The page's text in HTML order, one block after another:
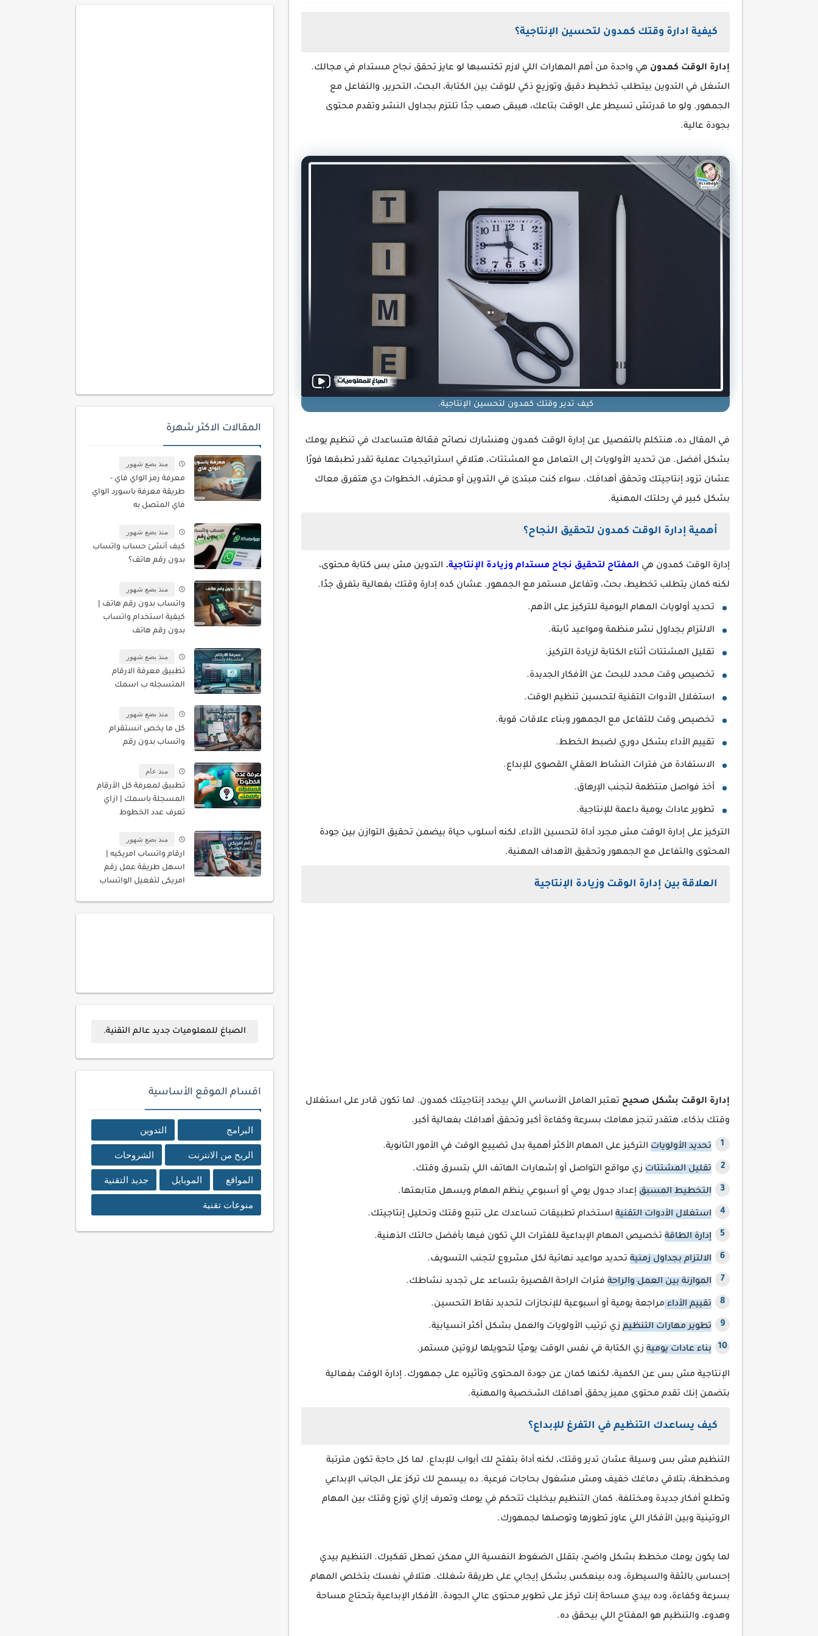
كيفية ادارة وقتك كمدون لتحسين الإنتاجية؟
إدارة الوقت كمدون هي واحدة من أهم المهارات اللي لازم تكتسبها لو عايز تحقق نجاح مستدام في مجالك.
الشغل في التدوين بيتطلب تخطيط دقيق وتوزيع ذكي للوقت بين الكتابة، البحث، التحرير، والتفاعل مع
الجمهور. ولو ما قدرتش تسيطر على الوقت بتاعك، هيبقى صعب جدًا تلتزم بجداول النشر وتقدم محتوى
بجودة عالية.
كيف تدير وقتك كمدون لتحسين الإنتاجية.
في المقال ده، هنتكلم بالتفصيل عن إدارة الوقت كمدون وهنشارك نصائح فعّالة هتساعدك في تنظيم يومك
بشكل أفضل. من تحديد الأولويات إلى التعامل مع المشتتات، هتلاقي استراتيجيات عملية تقدر تطبقها فورًا
عشان تزود إنتاجيتك وتحقق أهدافك. سواء كنت مبتدئ في التدوين أو محترف، الخطوات دي هتفرق معاك
بشكل كبير في رحلتك المهنية.
أهمية إدارة الوقت كمدون لتحقيق النجاح؟
إدارة الوقت كمدون هي المفتاح لتحقيق نجاح مستدام وزيادة الإنتاجية. التدوين مش بس كتابة محتوى،
لكنه كمان يتطلب تخطيط، بحث، وتفاعل مستمر مع الجمهور. عشان كده إدارة وقتك بفعالية بتفرق جدًا.
تحديد أولويات المهام اليومية للتركيز على الأهم.
الالتزام بجداول نشر منظمة ومواعيد ثابتة.
تقليل المشتتات أثناء الكتابة لزيادة التركيز.
تخصيص وقت محدد للبحث عن الأفكار الجديدة.
استغلال الأدوات التقنية لتحسين تنظيم الوقت.
تخصيص وقت للتفاعل مع الجمهور وبناء علاقات قوية.
تقييم الأداء بشكل دوري لضبط الخطط.
الاستفادة من فترات النشاط العقلي القصوى للإبداع.
أخذ فواصل منتظمة لتجنب الإرهاق.
تطوير عادات يومية داعمة للإنتاجية.
التركيز على إدارة الوقت مش مجرد أداة لتحسين الأداء، لكنه أسلوب حياة بيضمن تحقيق التوازن بين جودة
المحتوى والتفاعل مع الجمهور وتحقيق الأهداف المهنية.
العلاقة بين إدارة الوقت وزيادة الإنتاجية
إدارة الوقت بشكل صحيح تعتبر العامل الأساسي اللي بيحدد إنتاجيتك كمدون. لما تكون قادر على استغلال
وقتك بذكاء، هتقدر تنجز مهامك بسرعة وكفاءة أكبر وتحقق أهدافك بفعالية أكبر.
تحديد الأولويات التركيز على المهام الأكثر أهمية بدل تضييع الوقت في الأمور الثانوية.
تقليل المشتتات زي مواقع التواصل أو إشعارات الهاتف اللي بتسرق وقتك.
التخطيط المسبق إعداد جدول يومي أو أسبوعي ينظم المهام ويسهل متابعتها.
استغلال الأدوات التقنية استخدام تطبيقات تساعدك على تتبع وقتك وتحليل إنتاجيتك.
إدارة الطاقة تخصيص المهام الإبداعية للفترات اللي تكون فيها بأفضل حالتك الذهنية.
الالتزام بجداول زمنية تحديد مواعيد نهائية لكل مشروع لتجنب التسويف.
الموازنة بين العمل والراحة فترات الراحة القصيرة بتساعد على تجديد نشاطك.
تقييم الأداء مراجعة يومية أو أسبوعية للإنجازات لتحديد نقاط التحسين.
تطوير مهارات التنظيم زي ترتيب الأولويات والعمل بشكل أكثر انسيابية.
بناء عادات يومية زي الكتابة في نفس الوقت يوميًا لتحويلها لروتين مستمر.
الإنتاجية مش بس عن الكمية، لكنها كمان عن جودة المحتوى وتأثيره على جمهورك. إدارة الوقت بفعالية
بتضمن إنك تقدم محتوى مميز يحقق أهدافك الشخصية والمهنية.
كيف يساعدك التنظيم في التفرغ للإبداع؟
التنظيم مش بس وسيلة عشان تدير وقتك، لكنه أداة بتفتح لك أبواب للإبداع. لما كل حاجة تكون مترتبة
ومخططة، بتلاقي دماغك خفيف ومش مشغول بحاجات فرعية. ده بيسمح لك تركز على الجانب الإبداعي
وتطلع أفكار جديدة ومختلفة. كمان التنظيم بيخليك تتحكم في يومك وتعرف إزاي توزع وقتك بين المهام
الروتينية وبين الأفكار اللي عاوز تطورها وتوصلها لجمهورك.
لما يكون يومك مخطط بشكل واضح، بتقلل الضغوط النفسية اللي ممكن تعطل تفكيرك. التنظيم بيدي
إحساس بالثقة والسيطرة، وده بينعكس بشكل إيجابي على طريقة شغلك. هتلاقي نفسك بتخلص المهام
بسرعة وكفاءة، وده بيدي مساحة إنك تركز على تطوير محتوى عالي الجودة. الأفكار الإبداعية بتحتاج مساحة
وهدوء، والتنظيم هو المفتاح اللي بيحقق ده.
المقالات الاكثر شهرة
منذ بضع شهور
معرفة رمز الواي فاي -
طريقة معرفة باسورد الواي
فاي المتصل به
منذ بضع شهور
كيف أنشئ حساب واتساب
بدون رقم هاتف؟
منذ بضع شهور
واتساب بدون رقم هاتف |
كيفية استخدام واتساب
بدون رقم هاتف
منذ بضع شهور
تطبيق معرفة الارقام
المتسجله ب اسمك
منذ بضع شهور
كل ما يخص انستقرام
واتساب بدون رقم
منذ عام
تطبيق لمعرفة كل الأرقام
المسجلة باسمك | ازاي
تعرف عدد الخطوط
منذ بضع شهور
ارقام واتساب امريكيه |
اسهل طريقة عمل رقم
امريكى لتفعيل الواتساب
الصباغ للمعلوميات جديد عالم التقنية.
اقسام الموقع الأساسية
البرامج التدوين
الربح من الانترنت الشروحات
المواقع الموبايل جديد التقنية
منوعات تقنية